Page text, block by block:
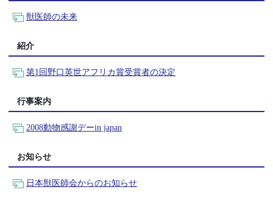
獣医師の未来
紹介
第1回野口英世アフリカ賞受賞者の決定
行事案内
2008動物感謝デーin japan
お知らせ
日本獣医師会からのお知らせ